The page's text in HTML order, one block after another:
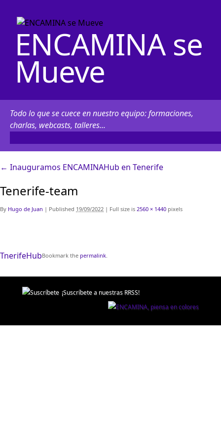
ENCAMINA se
Mueve
Todo lo que se cuece en nuestro equipo: formaciones,
charlas, webcasts, talleres...
← Inauguramos ENCAMINAHub en Tenerife
Tenerife-team
By Hugo de Juan | Published 19/09/2022 | Full size is 2560 × 1440 pixels
TnerifeHubBookmark the permalink.
¡Suscríbete a nuestras RRSS!